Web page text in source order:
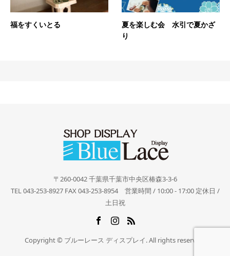
福をすくいとる
夏を楽しむ会 水引で夏かざ
り
〒260-0042 千葉県千葉市中央区椿森3-3-6
TEL 043-253-8927 FAX 043-253-8954 営業時間 / 10:00 - 17:00 定休日 /
土日祝
Copyright © ブルーレース ディスプレイ. All rights reserved.